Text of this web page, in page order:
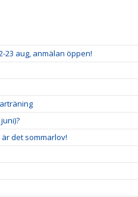
23 aug, anmälan öppen!
det sommarlov!